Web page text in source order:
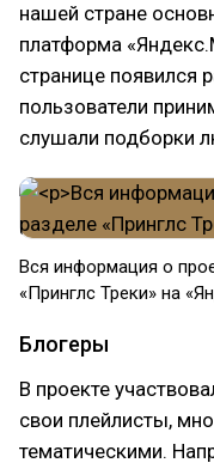
нашей стране
платформа
странице появился
пользователи
слушали подборки
Вся информация о
«Принглс Треки» на
Блогеры
В проекте
свои плейлисты,
тематическими.